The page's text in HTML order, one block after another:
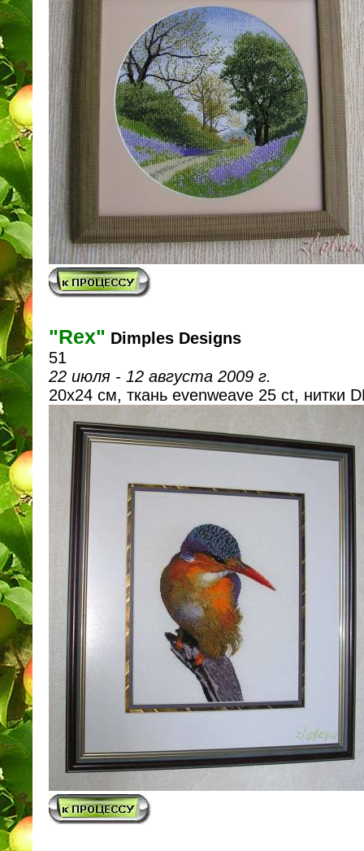
"Rex" Dimples Designs
51
22 июля - 12 августа 2009 г.
20х24 см, ткань evenweave 25 ct, нитки